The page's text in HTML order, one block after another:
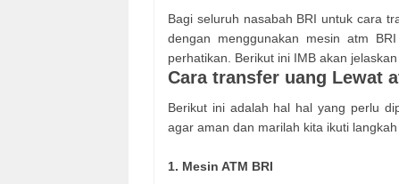
Bagi seluruh nasabah BRI untuk cara
dengan menggunakan mesin atm
perhatikan. Berikut ini IMB akan
Cara transfer uang Lewat
Berikut ini adalah hal hal yang perlu
agar aman dan marilah kita ikuti
1. Mesin ATM BRI